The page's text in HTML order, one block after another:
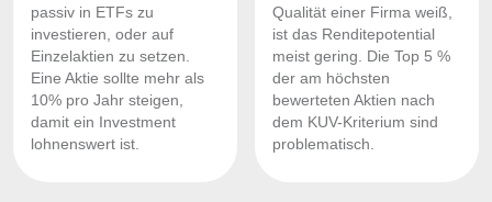
passiv in ETFs zu
investieren, oder auf
Einzelaktien zu setzen.
Eine Aktie sollte mehr als
10% pro Jahr steigen,
damit ein Investment
lohnenswert ist.
Qualität einer Firma weiß,
ist das Renditepotential
meist gering. Die Top 5 %
der am höchsten
bewerteten Aktien nach
dem KUV-Kriterium sind
problematisch.